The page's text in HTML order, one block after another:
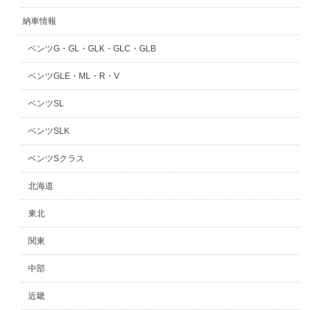
納車情報
ベンツG・GL・GLK・GLC・GLB
ベンツGLE・ML・R・V
ベンツSL
ベンツSLK
ベンツSクラス
北海道
東北
関東
中部
近畿